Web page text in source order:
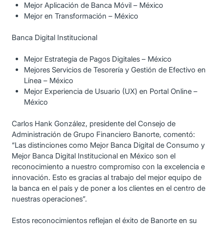
Mejor Aplicación de Banca Móvil – México
Mejor en Transformación – México
Banca Digital Institucional
Mejor Estrategia de Pagos Digitales – México
Mejores Servicios de Tesorería y Gestión de Efectivo en
Línea – México
Mejor Experiencia de Usuario (UX) en Portal Online –
México
Carlos Hank González, presidente del Consejo de
Administración de Grupo Financiero Banorte, comentó:
“Las distinciones como Mejor Banca Digital de Consumo y
Mejor Banca Digital Institucional en México son el
reconocimiento a nuestro compromiso con la excelencia e
innovación. Esto es gracias al trabajo del mejor equipo de
la banca en el país y de poner a los clientes en el centro de
nuestras operaciones”.
Estos reconocimientos reflejan el éxito de Banorte en su